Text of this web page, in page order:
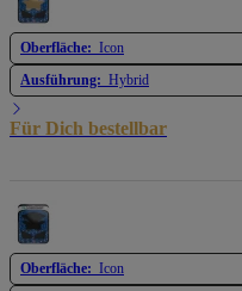
Oberfläche: Icon
Ausführung: Hybrid
Für Dich bestellbar
Oberfläche: Icon